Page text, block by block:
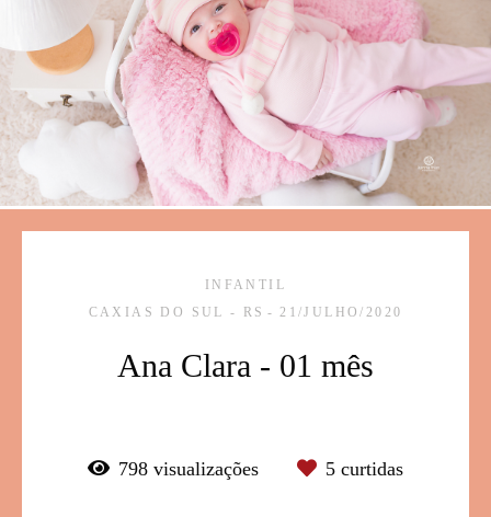
INFANTIL
CAXIAS DO SUL - RS
21/JULHO/2020
Ana Clara - 01 mês
798 visualizações 5 curtidas